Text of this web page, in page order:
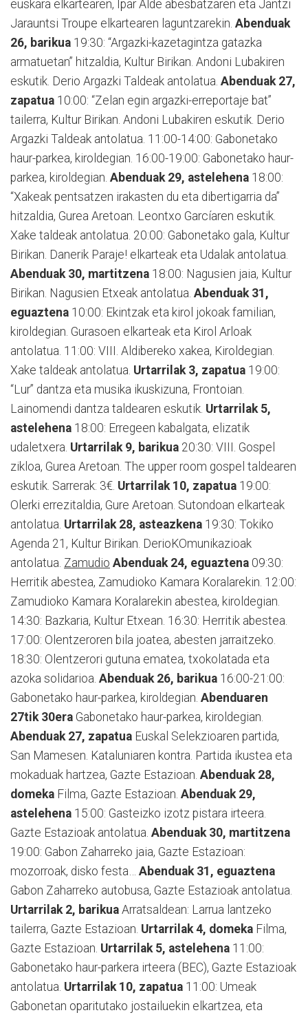
euskara elkartearen, Ipar Alde abesbatzaren eta Jantzi
Jarauntsi Troupe elkartearen laguntzarekin. Abenduak
26, barikua 19:30: “Argazki-kazetagintza gatazka
armatuetan” hitzaldia, Kultur Birikan. Andoni Lubakiren
eskutik. Derio Argazki Taldeak antolatua. Abenduak 27,
zapatua 10:00: “Zelan egin argazki-erreportaje bat”
tailerra, Kultur Birikan. Andoni Lubakiren eskutik. Derio
Argazki Taldeak antolatua. 11:00-14:00: Gabonetako
haur-parkea, kiroldegian. 16:00-19:00: Gabonetako haur-
parkea, kiroldegian. Abenduak 29, astelehena 18:00:
“Xakeak pentsatzen irakasten du eta dibertigarria da”
hitzaldia, Gurea Aretoan. Leontxo Garcíaren eskutik.
Xake taldeak antolatua. 20:00: Gabonetako gala, Kultur
Birikan. Danerik Paraje! elkarteak eta Udalak antolatua.
Abenduak 30, martitzena 18:00: Nagusien jaia, Kultur
Birikan. Nagusien Etxeak antolatua. Abenduak 31,
eguaztena 10:00: Ekintzak eta kirol jokoak familian,
kiroldegian. Gurasoen elkarteak eta Kirol Arloak
antolatua. 11:00: VIII. Aldibereko xakea, Kiroldegian.
Xake taldeak antolatua. Urtarrilak 3, zapatua 19:00:
“Lur” dantza eta musika ikuskizuna, Frontoian.
Lainomendi dantza taldearen eskutik. Urtarrilak 5,
astelehena 18:00: Erregeen kabalgata, elizatik
udaletxera. Urtarrilak 9, barikua 20:30: VIII. Gospel
zikloa, Gurea Aretoan. The upper room gospel taldearen
eskutik. Sarrerak: 3€. Urtarrilak 10, zapatua 19:00:
Olerki errezitaldia, Gure Aretoan. Sutondoan elkarteak
antolatua. Urtarrilak 28, asteazkena 19:30: Tokiko
Agenda 21, Kultur Birikan. DerioKOmunikazioak
antolatua. Zamudio Abenduak 24, eguaztena 09:30:
Herritik abestea, Zamudioko Kamara Koralarekin. 12:00:
Zamudioko Kamara Koralarekin abestea, kiroldegian.
14:30: Bazkaria, Kultur Etxean. 16:30: Herritik abestea.
17:00: Olentzeroren bila joatea, abesten jarraitzeko.
18:30: Olentzerori gutuna ematea, txokolatada eta
azoka solidarioa. Abenduak 26, barikua 16:00-21:00:
Gabonetako haur-parkea, kiroldegian. Abenduaren
27tik 30era Gabonetako haur-parkea, kiroldegian.
Abenduak 27, zapatua Euskal Selekzioaren partida,
San Mamesen. Kataluniaren kontra. Partida ikustea eta
mokaduak hartzea, Gazte Estazioan. Abenduak 28,
domeka Filma, Gazte Estazioan. Abenduak 29,
astelehena 15:00: Gasteizko izotz pistara irteera.
Gazte Estazioak antolatua. Abenduak 30, martitzena
19:00: Gabon Zaharreko jaia, Gazte Estazioan:
mozorroak, disko festa… Abenduak 31, eguaztena
Gabon Zaharreko autobusa, Gazte Estazioak antolatua.
Urtarrilak 2, barikua Arratsaldean: Larrua lantzeko
tailerra, Gazte Estazioan. Urtarrilak 4, domeka Filma,
Gazte Estazioan. Urtarrilak 5, astelehena 11:00:
Gabonetako haur-parkera irteera (BEC), Gazte Estazioak
antolatua. Urtarrilak 10, zapatua 11:00: Umeak
Gabonetan oparitutako jostailuekin elkartzea, eta